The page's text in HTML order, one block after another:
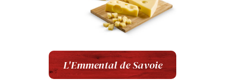
L'Emmental de Savoie